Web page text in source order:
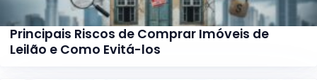
Principais Riscos de Comprar Imóveis de
Leilão e Como Evitá-los